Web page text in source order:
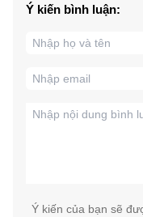
Ý kiến bình luận:
Ý kiến của bạn sẽ